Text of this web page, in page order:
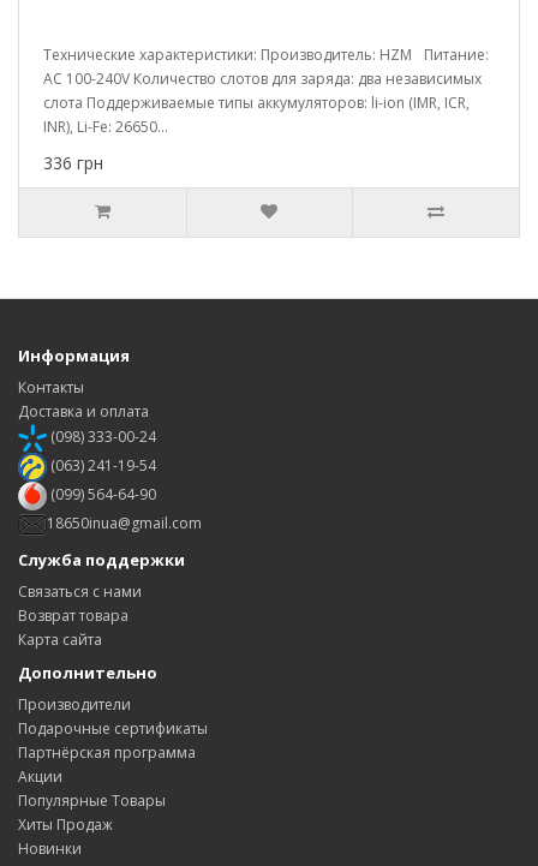
Технические характеристики: Производитель: HZM Питание:
AC 100-240V Количество слотов для заряда: два независимых
слота Поддерживаемые типы аккумуляторов: li-ion (IMR, ICR,
INR), Li-Fe: 26650...
336 грн
Информация
Контакты
Доставка и оплата
(098) 333-00-24
(063) 241-19-54
(099) 564-64-90
18650inua@gmail.com
Служба поддержки
Связаться с нами
Возврат товара
Карта сайта
Дополнительно
Производители
Подарочные сертификаты
Партнёрская программа
Акции
Популярные Товары
Хиты Продаж
Новинки